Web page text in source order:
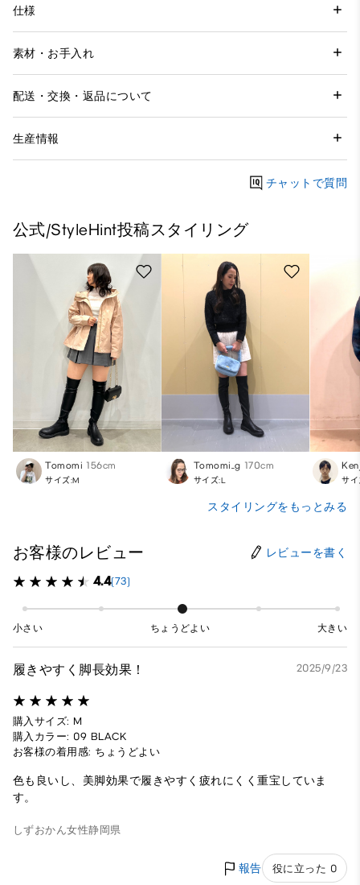
仕様
素材・お手入れ
配送・交換・返品について
生産情報
チャットで質問
公式/StyleHint投稿スタイリング
Tomomi 156cm
サイズ:M
Tomomi_g 170cm
サイズ:L サ
スタイリングをもっとみる
お客様のレビュー レビューを書く
4.4(73)
小さい ちょうどよい 大きい
履きやすく脚長効果！ 2025/9/23
購入サイズ: M
購入カラー: 09 BLACK
お客様の着用感: ちょうどよい
色も良いし、美脚効果で履きやすく疲れにくく重宝していま
す。
しずおかん女性静岡県
報告 役に立った 0